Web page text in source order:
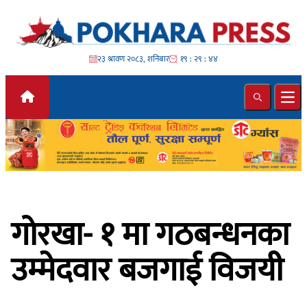
Skip to content
२३ श्रावण २०८३, शनिबार १९ : २९ : ४६
Search
गोरखा- १ मा गठबन्धनका
उम्मेदवार बजगाई विजयी